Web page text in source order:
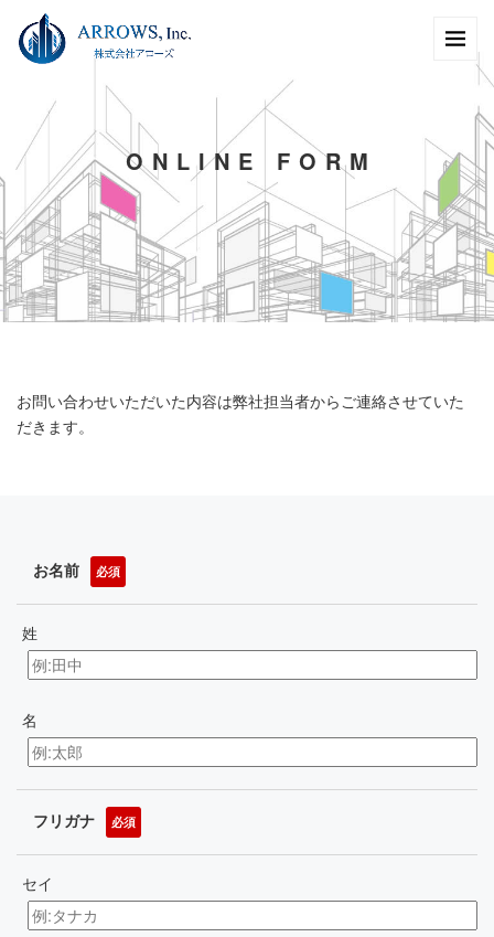
ON LIN E F ORM
お問い合わせいただいた内容は弊社担当者からご連絡させていた
だきます。
お名前 必須
姓
名
フリガナ 必須
セイ